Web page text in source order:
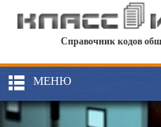
Справочник кодов
МЕНЮ